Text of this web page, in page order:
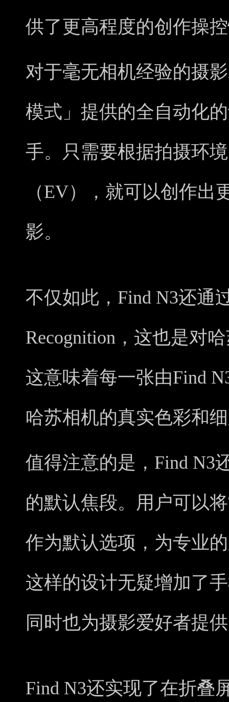
供了更高程度的创作操
对于毫无相机经验的摄
模式」提供的全自动化
手。只需要根据拍摄环
（EV），就可以创作出
影。
不仅如此，Find N3还通
Recognition，这也是对
这意味着每一张由Find
哈苏相机的真实色彩和
值得注意的是，Find N3
的默认焦段。用户可以
作为默认选项，为专业
这样的设计无疑增加了
同时也为摄影爱好者提
Find N3还实现了在折叠